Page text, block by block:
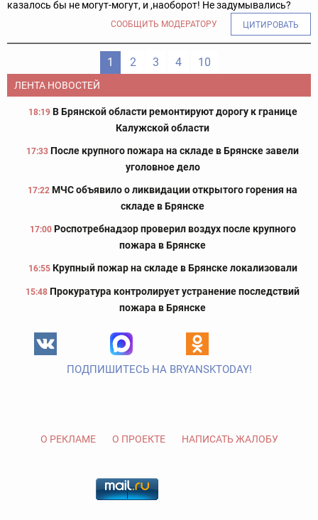
казалось бы не могут-могут, и ,наоборот! Не задумывались?
СООБЩИТЬ МОДЕРАТОРУ ЦИТИРОВАТЬ
1 2 3 4 10
ЛЕНТА НОВОСТЕЙ
18:19 В Брянской области ремонтируют дорогу к границе
Калужской области
17:33 После крупного пожара на складе в Брянске завели
уголовное дело
17:22 МЧС объявило о ликвидации открытого горения на
складе в Брянске
17:00 Роспотребнадзор проверил воздух после крупного
пожара в Брянске
16:55 Крупный пожар на складе в Брянске локализовали
15:48 Прокуратура контролирует устранение последствий
пожара в Брянске
ПОДПИШИТЕСЬ НА BRYANSKTODAY!
О РЕКЛАМЕ О ПРОЕКТЕ НАПИСАТЬ ЖАЛОБУ